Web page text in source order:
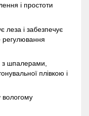
і простоти
леза і забезпечує
регулювання
з шпалерами,
плівкою і
вологому